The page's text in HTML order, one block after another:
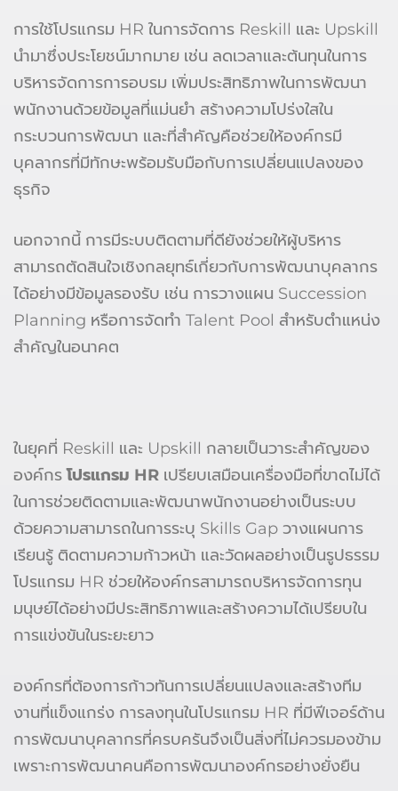
การใช้โปรแกรม HR ในการจัดการ Reskill และ Upskill
นำมาซึ่งประโยชน์มากมาย เช่น ลดเวลาและต้นทุนในการ
บริหารจัดการการอบรม เพิ่มประสิทธิภาพในการพัฒนา
พนักงานด้วยข้อมูลที่แม่นยำ สร้างความโปร่งใสใน
กระบวนการพัฒนา และที่สำคัญคือช่วยให้องค์กรมี
บุคลากรที่มีทักษะพร้อมรับมือกับการเปลี่ยนแปลงของ
ธุรกิจ
นอกจากนี้ การมีระบบติดตามที่ดียังช่วยให้ผู้บริหาร
สามารถตัดสินใจเชิงกลยุทธ์เกี่ยวกับการพัฒนาบุคลากร
ได้อย่างมีข้อมูลรองรับ เช่น การวางแผน Succession
Planning หรือการจัดทำ Talent Pool สำหรับตำแหน่ง
สำคัญในอนาคต
ในยุคที่ Reskill และ Upskill กลายเป็นวาระสำคัญของ
องค์กรโปรแกรม HR เปรียบเสมือนเครื่องมือที่ขาดไม่ได้
ในการช่วยติดตามและพัฒนาพนักงานอย่างเป็นระบบ
ด้วยความสามารถในการระบุ Skills Gap วางแผนการ
เรียนรู้ ติดตามความก้าวหน้า และวัดผลอย่างเป็นรูปธรรม
โปรแกรม HR ช่วยให้องค์กรสามารถบริหารจัดการทุน
มนุษย์ได้อย่างมีประสิทธิภาพและสร้างความได้เปรียบใน
การแข่งขันในระยะยาว
องค์กรที่ต้องการก้าวทันการเปลี่ยนแปลงและสร้างทีม
งานที่แข็งแกร่ง การลงทุนในโปรแกรม HR ที่มีฟีเจอร์ด้าน
การพัฒนาบุคลากรที่ครบครันจึงเป็นสิ่งที่ไม่ควรมองข้าม
เพราะการพัฒนาคนคือการพัฒนาองค์กรอย่างยั่งยืน